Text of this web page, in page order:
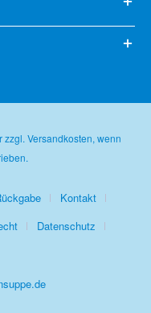
zzgl. Versandkosten, wenn
Kontakt
Datenschutz